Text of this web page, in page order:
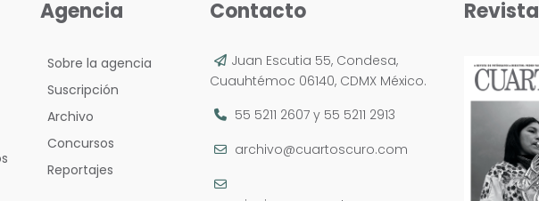
Agencia
Sobre la agencia
Suscripción
Archivo
Concursos
Reportajes
Contacto
Juan Escutia 55, Condesa,
Cuauhtémoc 06140, CDMX México.
55 5211 2607y 55 5211 2913
archivo@cuartoscuro.com
Revista